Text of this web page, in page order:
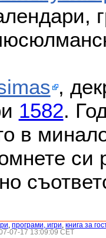
,
1582.
в
си
, програми, игри, книга за
07-17 13:09:09 CET